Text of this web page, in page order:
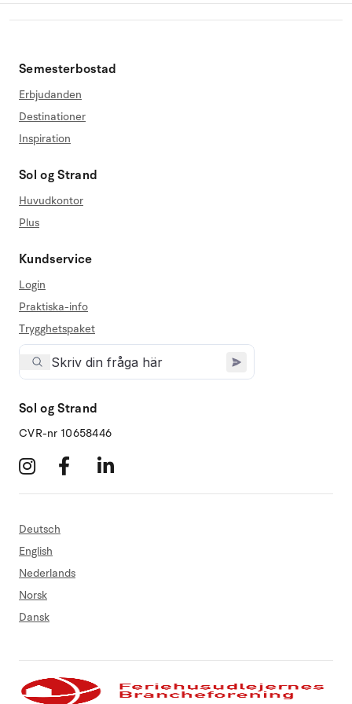
Semesterbostad
Erbjudanden
Destinationer
Inspiration
Sol og Strand
Huvudkontor
Plus
Kundservice
Login
Praktiska-info
Trygghetspaket
Sol og Strand
CVR-nr 10658446
Deutsch
English
Nederlands
Norsk
Dansk